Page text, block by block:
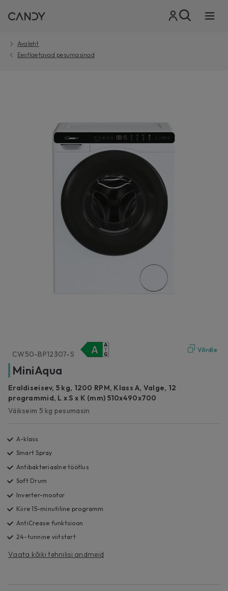
Avaleht
Eestlaetavad pesumasinad
Võrdle
CW50-BP12307-S
MiniAqua
Eraldiseisev, 5 kg, 1200 RPM, Klass A, Valge, 12
programmid, L x S x K (mm) 510x490x700
Väikseim 5 kg pesumasin
A-klass
Smart Spray
Antibakteriaalne töötlus
Soft Drum
Inverter-mootor
Kiire 15-minutiline programm
AntiCrease funktsioon
24-tunnine viitstart
Vaata kõiki tehnilisi andmeid